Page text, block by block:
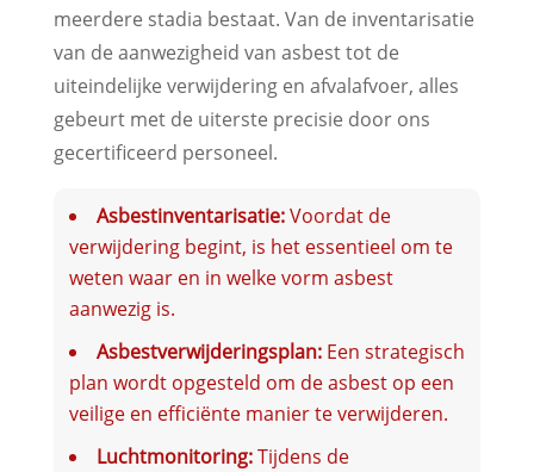
meerdere stadia bestaat. Van de inventarisatie
van de aanwezigheid van asbest tot de
uiteindelijke verwijdering en afvalafvoer, alles
gebeurt met de uiterste precisie door ons
gecertificeerd personeel.
Asbestinventarisatie:Voordat de
verwijdering begint, is het essentieel om te
weten waar en in welke vorm asbest
aanwezig is.
Asbestverwijderingsplan:Een strategisch
plan wordt opgesteld om de asbest op een
veilige en efficiënte manier te verwijderen.
Luchtmonitoring:Tijdens de